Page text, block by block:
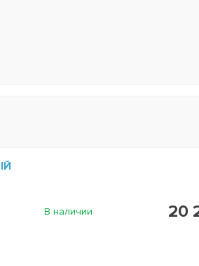
В наличии 20